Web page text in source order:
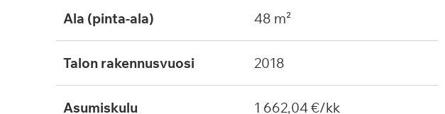
Ala (pinta-ala) 48 m²
Talon rakennusvuosi 2018
Asumiskulu 1 662,04 €/kk